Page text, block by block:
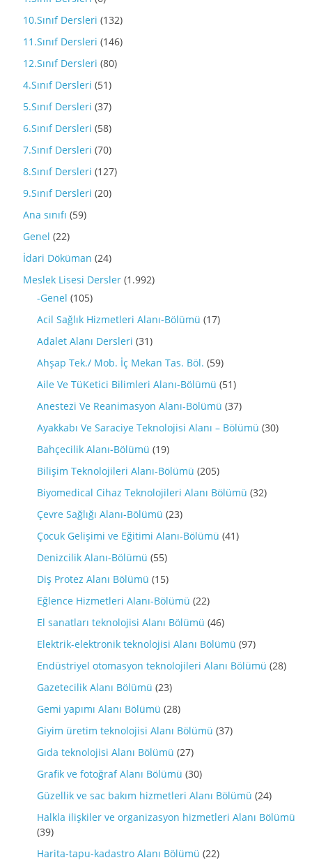
10.Sınıf Dersleri (132)
11.Sınıf Dersleri (146)
12.Sınıf Dersleri (80)
4.Sınıf Dersleri (51)
5.Sınıf Dersleri (37)
6.Sınıf Dersleri (58)
7.Sınıf Dersleri (70)
8.Sınıf Dersleri (127)
9.Sınıf Dersleri (20)
Ana sınıfı (59)
Genel (22)
İdari Döküman (24)
Meslek Lisesi Dersler (1.992)
-Genel (105)
Acil Sağlık Hizmetleri Alanı-Bölümü (17)
Adalet Alanı Dersleri (31)
Ahşap Tek./ Mob. İç Mekan Tas. Böl. (59)
Aile Ve TüKetici Bilimleri Alanı-Bölümü (51)
Anestezi Ve Reanimasyon Alanı-Bölümü (37)
Ayakkabı Ve Saraciye Teknolojisi Alanı – Bölümü (30)
Bahçecilik Alanı-Bölümü (19)
Bilişim Teknolojileri Alanı-Bölümü (205)
Biyomedical Cihaz Teknolojileri Alanı Bölümü (32)
Çevre Sağlığı Alanı-Bölümü (23)
Çocuk Gelişimi ve Eğitimi Alanı-Bölümü (41)
Denizcilik Alanı-Bölümü (55)
Diş Protez Alanı Bölümü (15)
Eğlence Hizmetleri Alanı-Bölümü (22)
El sanatları teknolojisi Alanı Bölümü (46)
Elektrik-elektronik teknolojisi Alanı Bölümü (97)
Endüstriyel otomasyon teknolojileri Alanı Bölümü (28)
Gazetecilik Alanı Bölümü (23)
Gemi yapımı Alanı Bölümü (28)
Giyim üretim teknolojisi Alanı Bölümü (37)
Gıda teknolojisi Alanı Bölümü (27)
Grafik ve fotoğraf Alanı Bölümü (30)
Güzellik ve sac bakım hizmetleri Alanı Bölümü (24)
Halkla ilişkiler ve organizasyon hizmetleri Alanı Bölümü
(39)
Harita-tapu-kadastro Alanı Bölümü (22)